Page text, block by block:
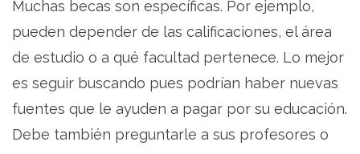
Muchas becas son específicas. Por ejemplo,
pueden depender de las calificaciones, el área
de estudio o a qué facultad pertenece. Lo mejor
es seguir buscando pues podrían haber nuevas
fuentes que le ayuden a pagar por su educación.
Debe también preguntarle a sus profesores o